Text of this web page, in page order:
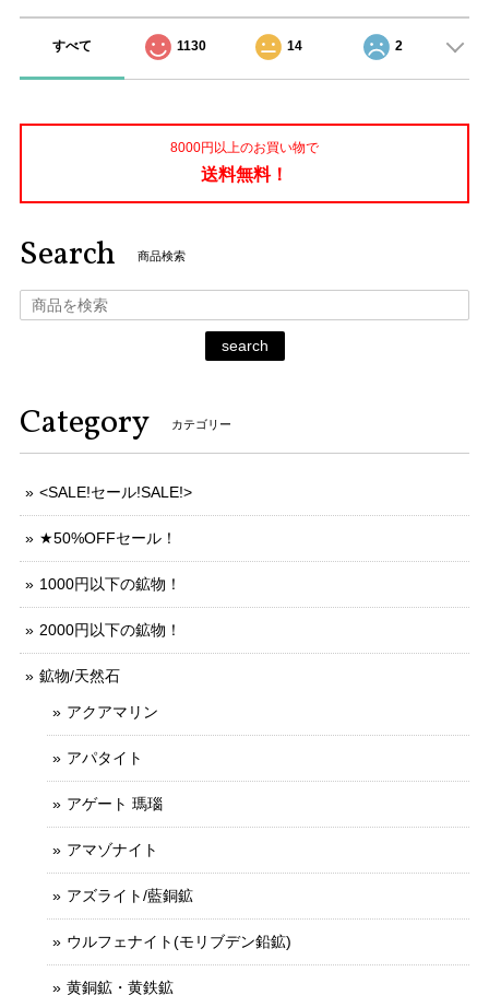
すべて 1130 14 2
8000円以上のお買い物で
送料無料！
Search 商品検索
search
Category カテゴリー
<SALE!セール!SALE!>
★50%OFFセール！
1000円以下の鉱物！
2000円以下の鉱物！
鉱物/天然石
アクアマリン
アパタイト
アゲート 瑪瑙
アマゾナイト
アズライト/藍銅鉱
ウルフェナイト(モリブデン鉛鉱)
黄銅鉱・黄鉄鉱